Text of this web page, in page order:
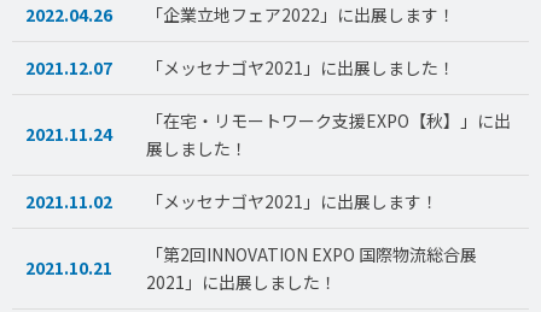
2022.04.26 「企業立地フェア2022」に出展します！
2021.12.07 「メッセナゴヤ2021」に出展しました！
2021.11.24
「在宅・リモートワーク支援EXPO【秋】」に出
展しました！
2021.11.02 「メッセナゴヤ2021」に出展します！
2021.10.21
「第2回INNOVATION EXPO 国際物流総合展
2021」に出展しました！